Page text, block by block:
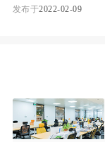
发布于2022-02-09